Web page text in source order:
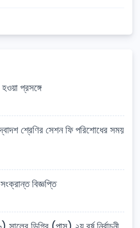
হওয়া প্রসঙ্গে
শ্রেণির সেশন ফি পরিশোধের সময়
বিজ্ঞপ্তি